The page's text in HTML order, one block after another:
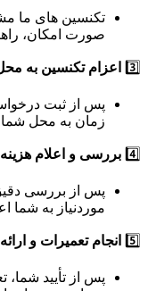
تکنسین های ما
صورت امکان،
3️⃣ اعزام تکنسین به محل در
پس از ثبت
زمان به محل
4️⃣ بررسی و اعلام
پس از بررسی
موردنیاز به شما
5️⃣ انجام تعمیرات و
پس از تأیید شما،